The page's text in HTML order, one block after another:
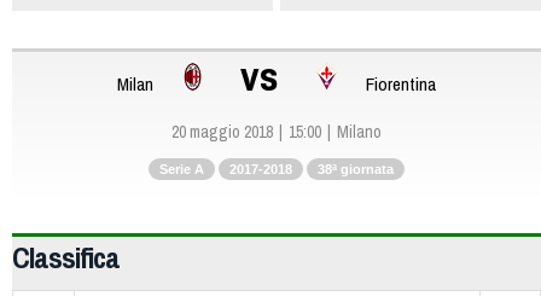
Milan vs Fiorentina
20 maggio 2018 15:00 Milano
Serie A 2017-2018 38ª giornata
Classifica